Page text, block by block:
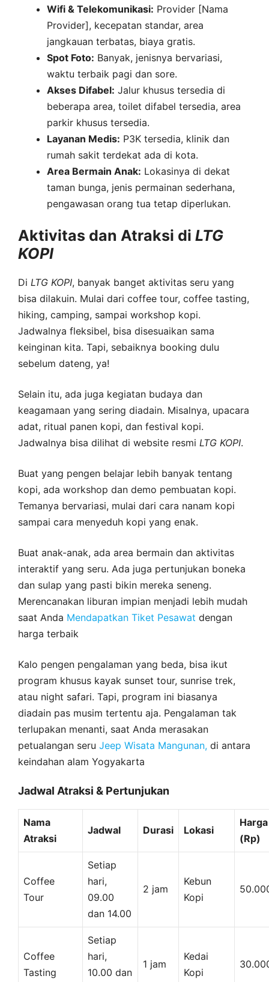
Wifi & Telekomunikasi: Provider [Nama
Provider], kecepatan standar, area
jangkauan terbatas, biaya gratis.
Spot Foto: Banyak, jenisnya bervariasi,
waktu terbaik pagi dan sore.
Akses Difabel: Jalur khusus tersedia di
beberapa area, toilet difabel tersedia, area
parkir khusus tersedia.
Layanan Medis: P3K tersedia, klinik dan
rumah sakit terdekat ada di kota.
Area Bermain Anak: Lokasinya di dekat
taman bunga, jenis permainan sederhana,
pengawasan orang tua tetap diperlukan.
Aktivitas dan Atraksi di LTG
KOPI
Di LTG KOPI, banyak banget aktivitas seru yang
bisa dilakuin. Mulai dari coffee tour, coffee tasting,
hiking, camping, sampai workshop kopi.
Jadwalnya fleksibel, bisa disesuaikan sama
keinginan kita. Tapi, sebaiknya booking dulu
sebelum dateng, ya!
Selain itu, ada juga kegiatan budaya dan
keagamaan yang sering diadain. Misalnya, upacara
adat, ritual panen kopi, dan festival kopi.
Jadwalnya bisa dilihat di website resmi LTG KOPI.
Buat yang pengen belajar lebih banyak tentang
kopi, ada workshop dan demo pembuatan kopi.
Temanya bervariasi, mulai dari cara nanam kopi
sampai cara menyeduh kopi yang enak.
Buat anak-anak, ada area bermain dan aktivitas
interaktif yang seru. Ada juga pertunjukan boneka
dan sulap yang pasti bikin mereka seneng.
Merencanakan liburan impian menjadi lebih mudah
saat Anda Mendapatkan Tiket Pesawat dengan
harga terbaik
Kalo pengen pengalaman yang beda, bisa ikut
program khusus kayak sunset tour, sunrise trek,
atau night safari. Tapi, program ini biasanya
diadain pas musim tertentu aja. Pengalaman tak
terlupakan menanti, saat Anda merasakan
petualangan seru Jeep Wisata Mangunan, di antara
keindahan alam Yogyakarta
Jadwal Atraksi & Pertunjukan
Nama
Atraksi
Jadwal Durasi Lokasi
Harga
(Rp)
Coffee
Tour
Setiap
hari,
09.00
dan 14.00
2 jam
Kebun
Kopi
Coffee
Tasting
Setiap
hari,
10.00 dan
1 jam
Kedai
Kopi